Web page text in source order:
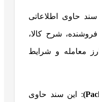
سند حاوی اطلاعاتی
شرح کالا،
معامله و شرایط
): این سند حاوی